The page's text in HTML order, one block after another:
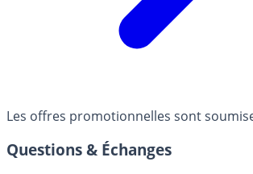
Les offres promotionnelles sont
Questions & Échanges